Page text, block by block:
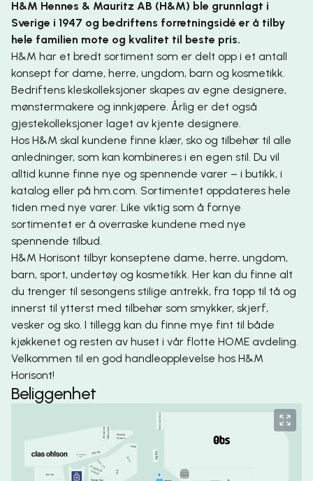
H&M Hennes & Mauritz AB (H&M) ble grunnlagt i
Sverige i 1947 og bedriftens forretningsidé er å tilby
hele familien mote og kvalitet til beste pris.
H&M har et bredt sortiment som er delt opp i et antall
konsept for dame, herre, ungdom, barn og kosmetikk.
Bedriftens kleskolleksjoner skapes av egne designere,
mønstermakere og innkjøpere. Årlig er det også
gjestekolleksjoner laget av kjente designere.
Hos H&M skal kundene finne klær, sko og tilbehør til alle
anledninger, som kan kombineres i en egen stil. Du vil
alltid kunne finne nye og spennende varer – i butikk, i
katalog eller på hm.com. Sortimentet oppdateres hele
tiden med nye varer. Like viktig som å fornye
sortimentet er å overraske kundene med nye
spennende tilbud.
H&M Horisont tilbyr konseptene dame, herre, ungdom,
barn, sport, undertøy og kosmetikk. Her kan du finne alt
du trenger til sesongens stilige antrekk, fra topp til tå og
innerst til ytterst med tilbehør som smykker, skjerf,
vesker og sko. I tillegg kan du finne mye fint til både
kjøkkenet og resten av huset i vår flotte HOME avdeling.
Velkommen til en god handleopplevelse hos H&M
Horisont!
Beliggenhet
Telenorbutikken
Jernia
1830
Rituals
KinsarvikNaturkost Mester
Grønn
Telia
Ark
Kid
Bjørklund
Fredrik &
Louisa
Nikita Hair
Big Bite